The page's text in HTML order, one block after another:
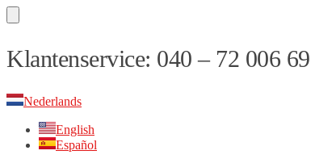
Skip
to
Skip
to
Klantenservice: 040 – 72 006 69
Nederlands
English
Español